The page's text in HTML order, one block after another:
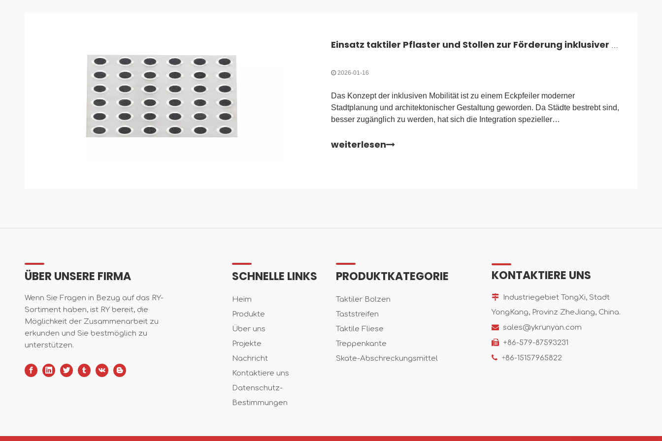
Einsatz taktiler Pflaster und Stollen zur Förderung inklusiver Mobilität
2026-01-16
Das Konzept der inklusiven Mobilität ist zu einem Eckpfeiler moderner
Stadtplanung und architektonischer Gestaltung geworden. Da Städte bestrebt sind,
besser zugänglich zu werden, hat sich die Integration spezieller
Anforderung entwickelt. Für Sehbegeisterte
weiterlesen
ÜBER UNSERE FIRMA
Wenn Sie Fragen in Bezug auf das RY-
Sortiment haben, ist RY bereit, die
Möglichkeit der Zusammenarbeit zu
erkunden und Sie bestmöglich zu
unterstützen.
SCHNELLE LINKS
Heim
Produkte
Über uns
Projekte
Nachricht
Kontaktiere uns
Datenschutz-
Bestimmungen
PRODUKTKATEGORIE
Taktiler Bolzen
Taststreifen
Taktile Fliese
Treppenkante
Skate-Abschreckungsmittel
KONTAKTIERE UNS

Industriegebiet TongXi, Stadt
YongKang, Provinz ZheJiang, China.
 sales@ykrunyan.com
 +86-579-87593231
+86-15157965822